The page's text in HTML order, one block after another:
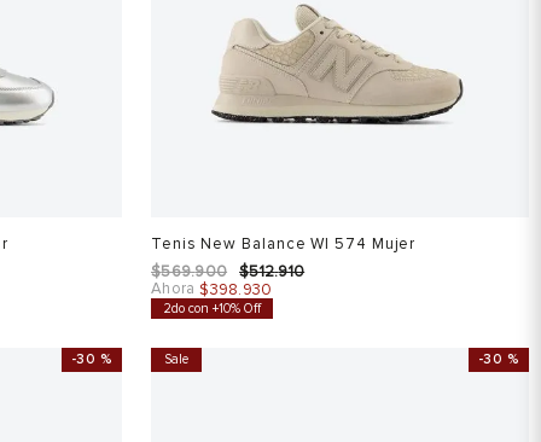
Tenis New Balance Wl 574 Mujer
$569.900 $512.910
Ahora $398.930
2do con +10% Off
-30 % Sale -30 %